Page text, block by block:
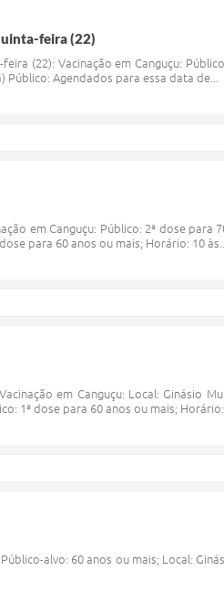
feira (22)
(22): Vacinação em Canguçu:
Público: Agendados para essa data de...
em Canguçu: Público: 2ª dose para
para 60 anos ou mais; Horário: 10 às...
em Canguçu: Local: Ginásio
1ª dose para 60 anos ou mais; Horário:
alvo: 60 anos ou mais; Local: